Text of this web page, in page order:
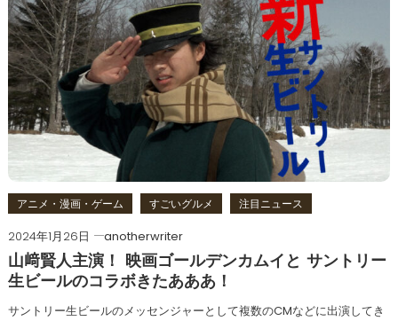
アニメ・漫画・ゲーム すごいグルメ 注目ニュース
2024年1月26日
anotherwriter
山﨑賢人主演！ 映画ゴールデンカムイと サントリー
生ビールのコラボきたあああ！
サントリー生ビールのメッセンジャーとして複数のCMなどに出演してき